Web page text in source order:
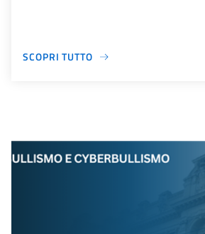
SCOPRI TUTTO